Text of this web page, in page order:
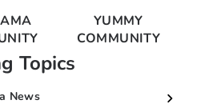
YUMMY
COMMUNITY
Topics
News